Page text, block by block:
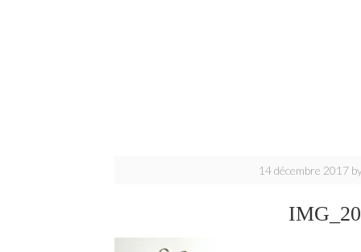
14 décembre 2017